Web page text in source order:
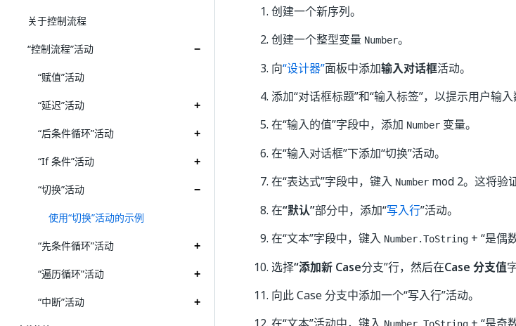
关于控制流程
“控制流程”活动
“赋值”活动
“延迟”活动
“后条件循环”活动
“If 条件”活动
“切换”活动
使用“切换”活动的示例
“先条件循环”活动
“遍历循环”活动
“中断”活动
创建一个新序列。
创建一个整型变量 Number。
向“设计器”面板中添加输入对话框活动。
添加“对话框标题”和“输入标签”，以提示用户输入
在“输入的值”字段中，添加 Number 变量。
在“输入对话框”下添加“切换”活动。
在“表达式”字段中，键入 Number mod 2。 这将验
在“默认”部分中，添加“写入行”活动。
在“文本”字段中，键入 Number.ToString + “是偶
选择“添加新 Case分支”行，然后在Case 分支值
向此 Case 分支中添加一个“写入行”活动。